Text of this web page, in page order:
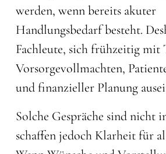
werden, wenn bereits akuter
Handlungsbedarf besteht.
Fachleute, sich frühzeitig mit
Vorsorgevollmachten,
und finanzieller Planung
Solche Gespräche sind nicht
schaffen jedoch Klarheit für